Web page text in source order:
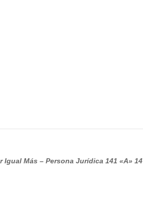
Igual Más – PersonaJurídica 141 «A» 14